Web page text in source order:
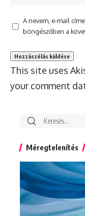
A nevem, e-mail
böngészőben a
This site uses
your comment
Search
Méregtelenítés